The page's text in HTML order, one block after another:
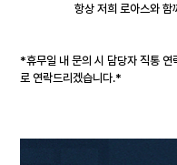
항상 저희 로아스와 함
*휴무일 내 문의 시 담당자 직통 연
로 연락드리겠습니다.*